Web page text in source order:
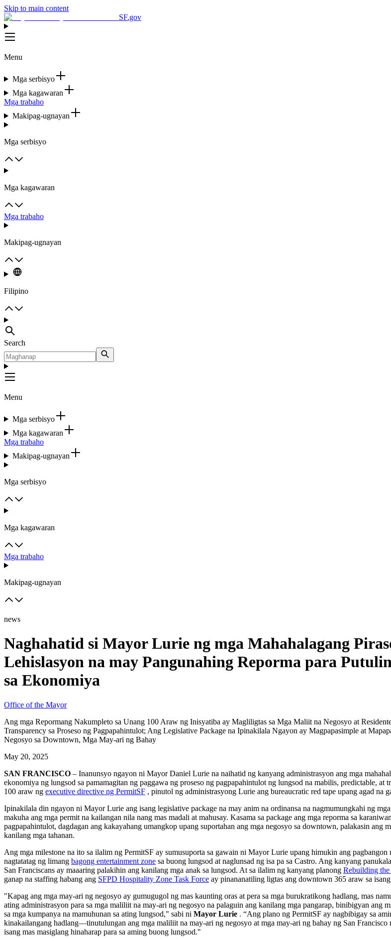
Skip to main content
SF.gov
Menu
Mga serbisyo
Mga kagawaran
Mga trabaho
Makipag-ugnayan
Mga serbisyo
Mga kagawaran
Mga trabaho
Makipag-ugnayan
Filipino
Search
Menu
Mga serbisyo
Mga kagawaran
Mga trabaho
Makipag-ugnayan
Mga serbisyo
Mga kagawaran
Mga trabaho
Makipag-ugnayan
news
Naghahatid si Mayor Lurie ng mga Mahahalagang
Lehislasyon na may Pangunahing Reporma para
sa Ekonomiya
Office of the Mayor
Ang mga Repormang Nakumpleto sa Unang 100 Araw ng Inisyatiba ay Magliligtas sa Mga Maliit na Negosyo at
Transparency sa Proseso ng Pagpapahintulot; Ang Legislative Package na Ipinakilala Ngayon ay Magpapasimple at
Negosyo sa Downtown, Mga May-ari ng Bahay
May 20, 2025
SAN FRANCISCO – Inanunsyo ngayon ni Mayor Daniel Lurie na naihatid ng kanyang administrasyon ang mga
ekonomiya ng lungsod sa pamamagitan ng paggawa ng proseso ng pagpapahintulot ng lungsod na mabilis, predictable, at
100 araw ng executive directive ng PermitSF , pinutol ng administrasyong Lurie ang bureaucratic red tape upang agad na
Ipinakilala din ngayon ni Mayor Lurie ang isang legislative package na may anim na ordinansa na nagmumungkahi ng
makuha ang mga permit na kailangan nila nang mas madali at mahusay. Kasama sa package ang mga reporma sa
pagpapahintulot, dagdagan ang kakayahang umangkop upang suportahan ang mga negosyo sa downtown, palakasin
kanilang mga tahanan.
Ang mga milestone na ito sa ilalim ng PermitSF ay sumusuporta sa gawain ni Mayor Lurie upang himukin ang
nagtatatag ng limang bagong entertainment zone sa buong lungsod at naglunsad ng isa pa sa Castro. Ang kanyang
San Franciscans ay maaaring palakihin ang kanilang mga anak sa lungsod. At sa ilalim ng kanyang planong Rebuilding the
ganap na staffing habang ang SFPD Hospitality Zone Task Force ay pinananatiling ligtas ang downtown 365 araw sa
"Kapag ang mga may-ari ng negosyo ay gumugugol ng mas kaunting oras at pera sa mga burukratikong hadlang, mas
ating administrasyon para sa mga maliliit na may-ari ng negosyo na palaguin ang kanilang mga pangarap, binibigyan ang
sa mga kumpanya na mamuhunan sa ating lungsod," sabi ni Mayor Lurie . “Ang plano ng PermitSF ay nagbibigay sa
kinakailangang hadlang—tinutulungan ang mga maliliit na may-ari ng negosyo at mga may-ari ng bahay ng San
isang mas masiglang hinaharap para sa aming buong lungsod."